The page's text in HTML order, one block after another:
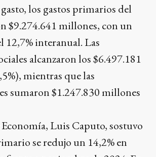
los gastos primarios del
$9.274.641 millones, con un
12,7% interanual. Las
alcanzaron los $6.497.181
mientras que las
sumaron $1.247.830 millones
Luis Caputo, sostuvo
se redujo un 14,2% en